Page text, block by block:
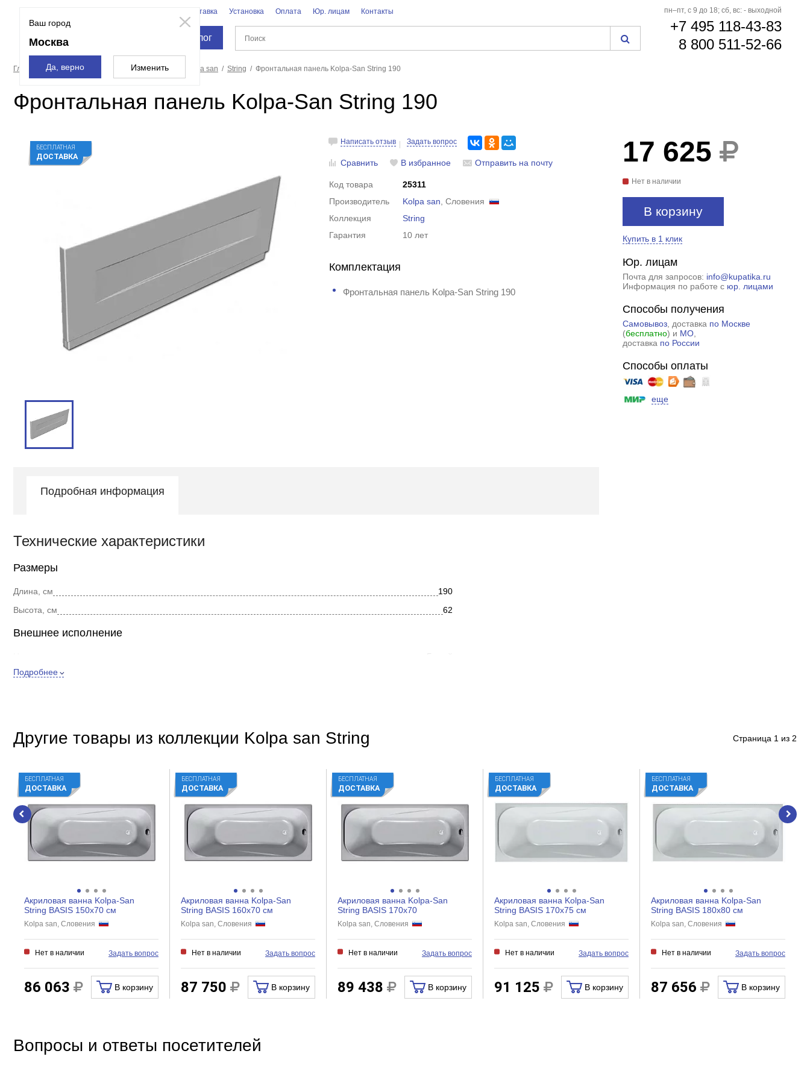
Ваш город
Москва
Да, верно Изменить
Доставка Установка Оплата Юр. лицам Контакты
Каталог
пн–пт, с 9 до 18; сб, вс: - выходной
+7 495 118-43-83
8 800 511-52-66
Главная страница Экраны для ванн Kolpa san String Фронтальная панель Kolpa-San String 190
Фронтальная панель Kolpa-San String 190
БЕСПЛАТНАЯ
ДОСТАВКА
Написать отзыв Задать вопрос
Сравнить В избранное Отправить на почту
Код товара
25311
Производитель
Kolpa san , Словения
Коллекция
String
Гарантия
10 лет
Комплектация
Фронтальная панель Kolpa-San String 190
17 625
Нет в наличии
В корзину
Купить в 1 клик
Юр. лицам
Почта для запросов: info@kupatika.ru
Информация по работе с юр. лицами
Способы получения
Самовывоз, доставка по Москве
(бесплатно) и МО,
доставка по России
Способы оплаты
еще
Подробная информация
Технические характеристики
Размеры
Длина, см
190
Высота, см
62
Внешнее исполнение
Форма
Дополнительно
Расположение
Регулировка высоты
Регулировка ширины
Нет
Створки
Подробнее
Другие товары из коллекции Kolpa san String Страница 1 из 2
БЕСПЛАТНАЯ
ДОСТАВКА
Акриловая ванна Kolpa-San
String BASIS 150x70 см
Kolpa san, Словения
Нет в наличии Задать вопрос
86 063 В корзину
БЕСПЛАТНАЯ
ДОСТАВКА
Акриловая ванна Kolpa-San
String BASIS 160x70 см
Kolpa san, Словения
Нет в наличии Задать вопрос
87 750 В корзину
БЕСПЛАТНАЯ
ДОСТАВКА
Акриловая ванна Kolpa-San
String BASIS 170x70
Kolpa san, Словения
Нет в наличии Задать вопрос
89 438 В корзину
БЕСПЛАТНАЯ
ДОСТАВКА
Акриловая ванна Kolpa-San
String BASIS 170x75 см
Kolpa san, Словения
Нет в наличии Задать вопрос
91 125 В корзину
БЕСПЛАТНАЯ
ДОСТАВКА
Акриловая ванна Kolpa-San
String BASIS 180x80 см
Kolpa san, Словения
Нет в наличии Задать вопрос
87 656 В корзину
Вопросы и ответы посетителей